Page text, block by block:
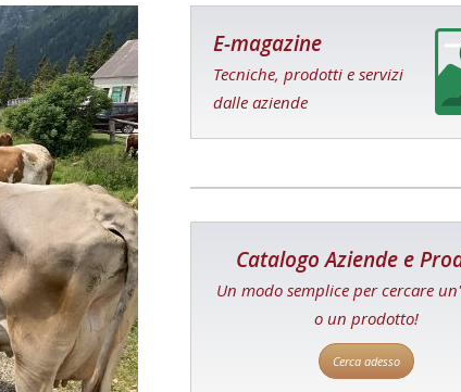
E-magazine
Tecniche, prodotti e servizi
dalle aziende
Catalogo Aziende e
Un modo semplice per cercare
o un prodotto!
Cerca adesso